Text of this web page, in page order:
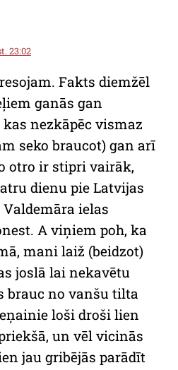
23:02
Fakts diemžēl
ganās gan
nezkāpēc vismaz
seko braucot) gan arī
otro ir stipri vairāk,
dienu pie Latvijas
ielas
A viņiem poh, ka
mani laiž (beidzot)
joslā lai nekavētu
brauc no vanšu tilta
loši droši lien
un vēl vicinās
jau gribējās parādīt